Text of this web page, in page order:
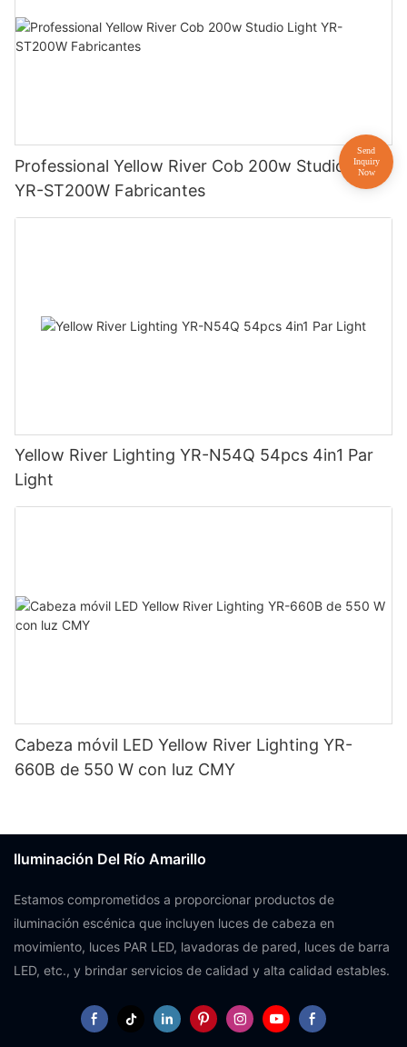
Professional Yellow River Cob 200w Studio Light
YR-ST200W Fabricantes
Yellow River Lighting YR-N54Q 54pcs 4in1 Par
Light
Cabeza móvil LED Yellow River Lighting YR-
660B de 550 W con luz CMY
Iluminación Del Río Amarillo
Estamos comprometidos a proporcionar productos de
iluminación escénica que incluyen luces de cabeza en
movimiento, luces PAR LED, lavadoras de pared, luces de barra
LED, etc., y brindar servicios de calidad y alta calidad estables.